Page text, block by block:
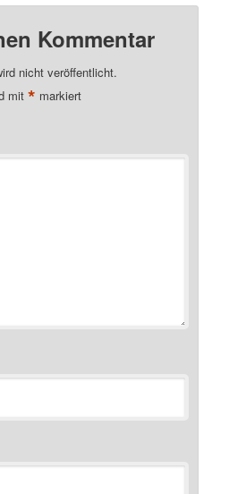
Kommentar
nicht veröffentlicht.
mit* markiert